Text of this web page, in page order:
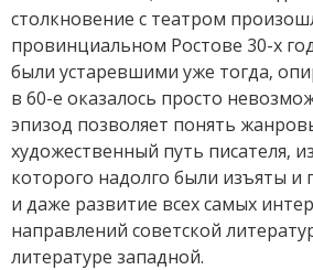
столкновение с театром
провинциальном Ростове 30-х
были устаревшими уже тогда,
в 60-е оказалось просто
эпизод позволяет понять
художественный путь писателя,
которого надолго были изъяты и
и даже развитие всех самых
направлений советской
литературе западной.